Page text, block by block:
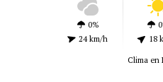
0%
24 km/h
18
Clima en